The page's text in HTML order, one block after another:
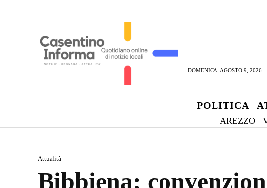
DOMENICA, AGOSTO 9, 2026
POLITICA
AREZZO
Attualità
Bibbiena: